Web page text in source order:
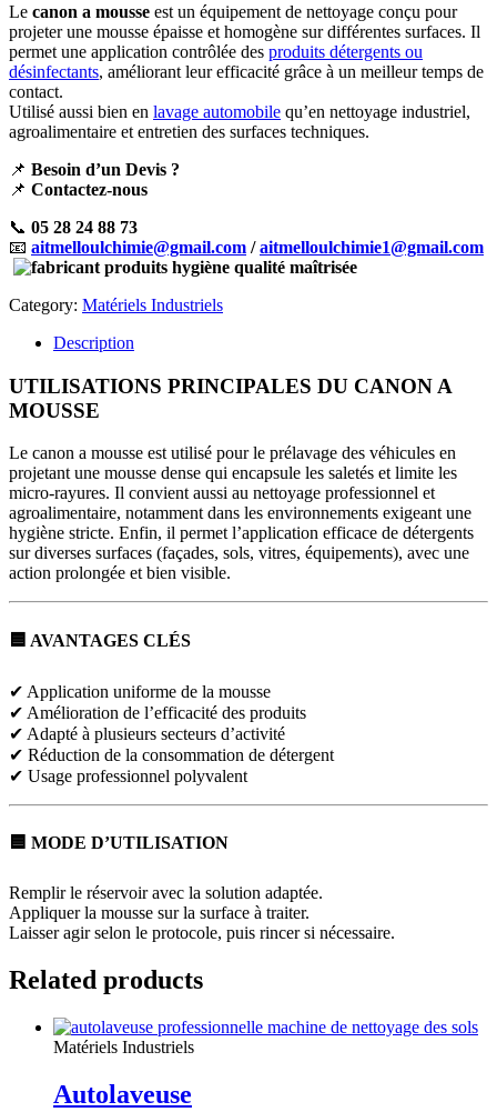
Le canon a mousse est un équipement de nettoyage conçu pour
projeter une mousse épaisse et homogène sur différentes surfaces. Il
permet une application contrôlée des produits détergents ou
désinfectants, améliorant leur efficacité grâce à un meilleur temps de
contact.
Utilisé aussi bien en lavage automobile qu’en nettoyage industriel,
agroalimentaire et entretien des surfaces techniques.
📌 Besoin d’un Devis ?
📌 Contactez-nous
📞 05 28 24 88 73
📧 aitmelloulchimie@gmail.com /aitmelloulchimie1@gmail.com
Category: Matériels Industriels
Description
UTILISATIONS PRINCIPALES DU CANON A
MOUSSE
Le canon a mousse est utilisé pour le prélavage des véhicules en
projetant une mousse dense qui encapsule les saletés et limite les
micro-rayures. Il convient aussi au nettoyage professionnel et
agroalimentaire, notamment dans les environnements exigeant une
hygiène stricte. Enfin, il permet l’application efficace de détergents
sur diverses surfaces (façades, sols, vitres, équipements), avec une
action prolongée et bien visible.
🟦 AVANTAGES CLÉS
✔ Application uniforme de la mousse
✔ Amélioration de l’efficacité des produits
✔ Adapté à plusieurs secteurs d’activité
✔ Réduction de la consommation de détergent
✔ Usage professionnel polyvalent
🟦 MODE D’UTILISATION
Remplir le réservoir avec la solution adaptée.
Appliquer la mousse sur la surface à traiter.
Laisser agir selon le protocole, puis rincer si nécessaire.
Related products
Matériels Industriels
Autolaveuse